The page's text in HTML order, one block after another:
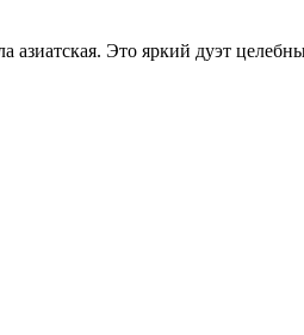
азиатская. Это яркий дуэт